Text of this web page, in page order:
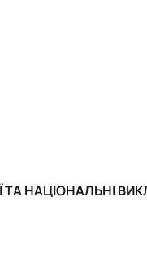
ТА НАЦІОНАЛЬНІ